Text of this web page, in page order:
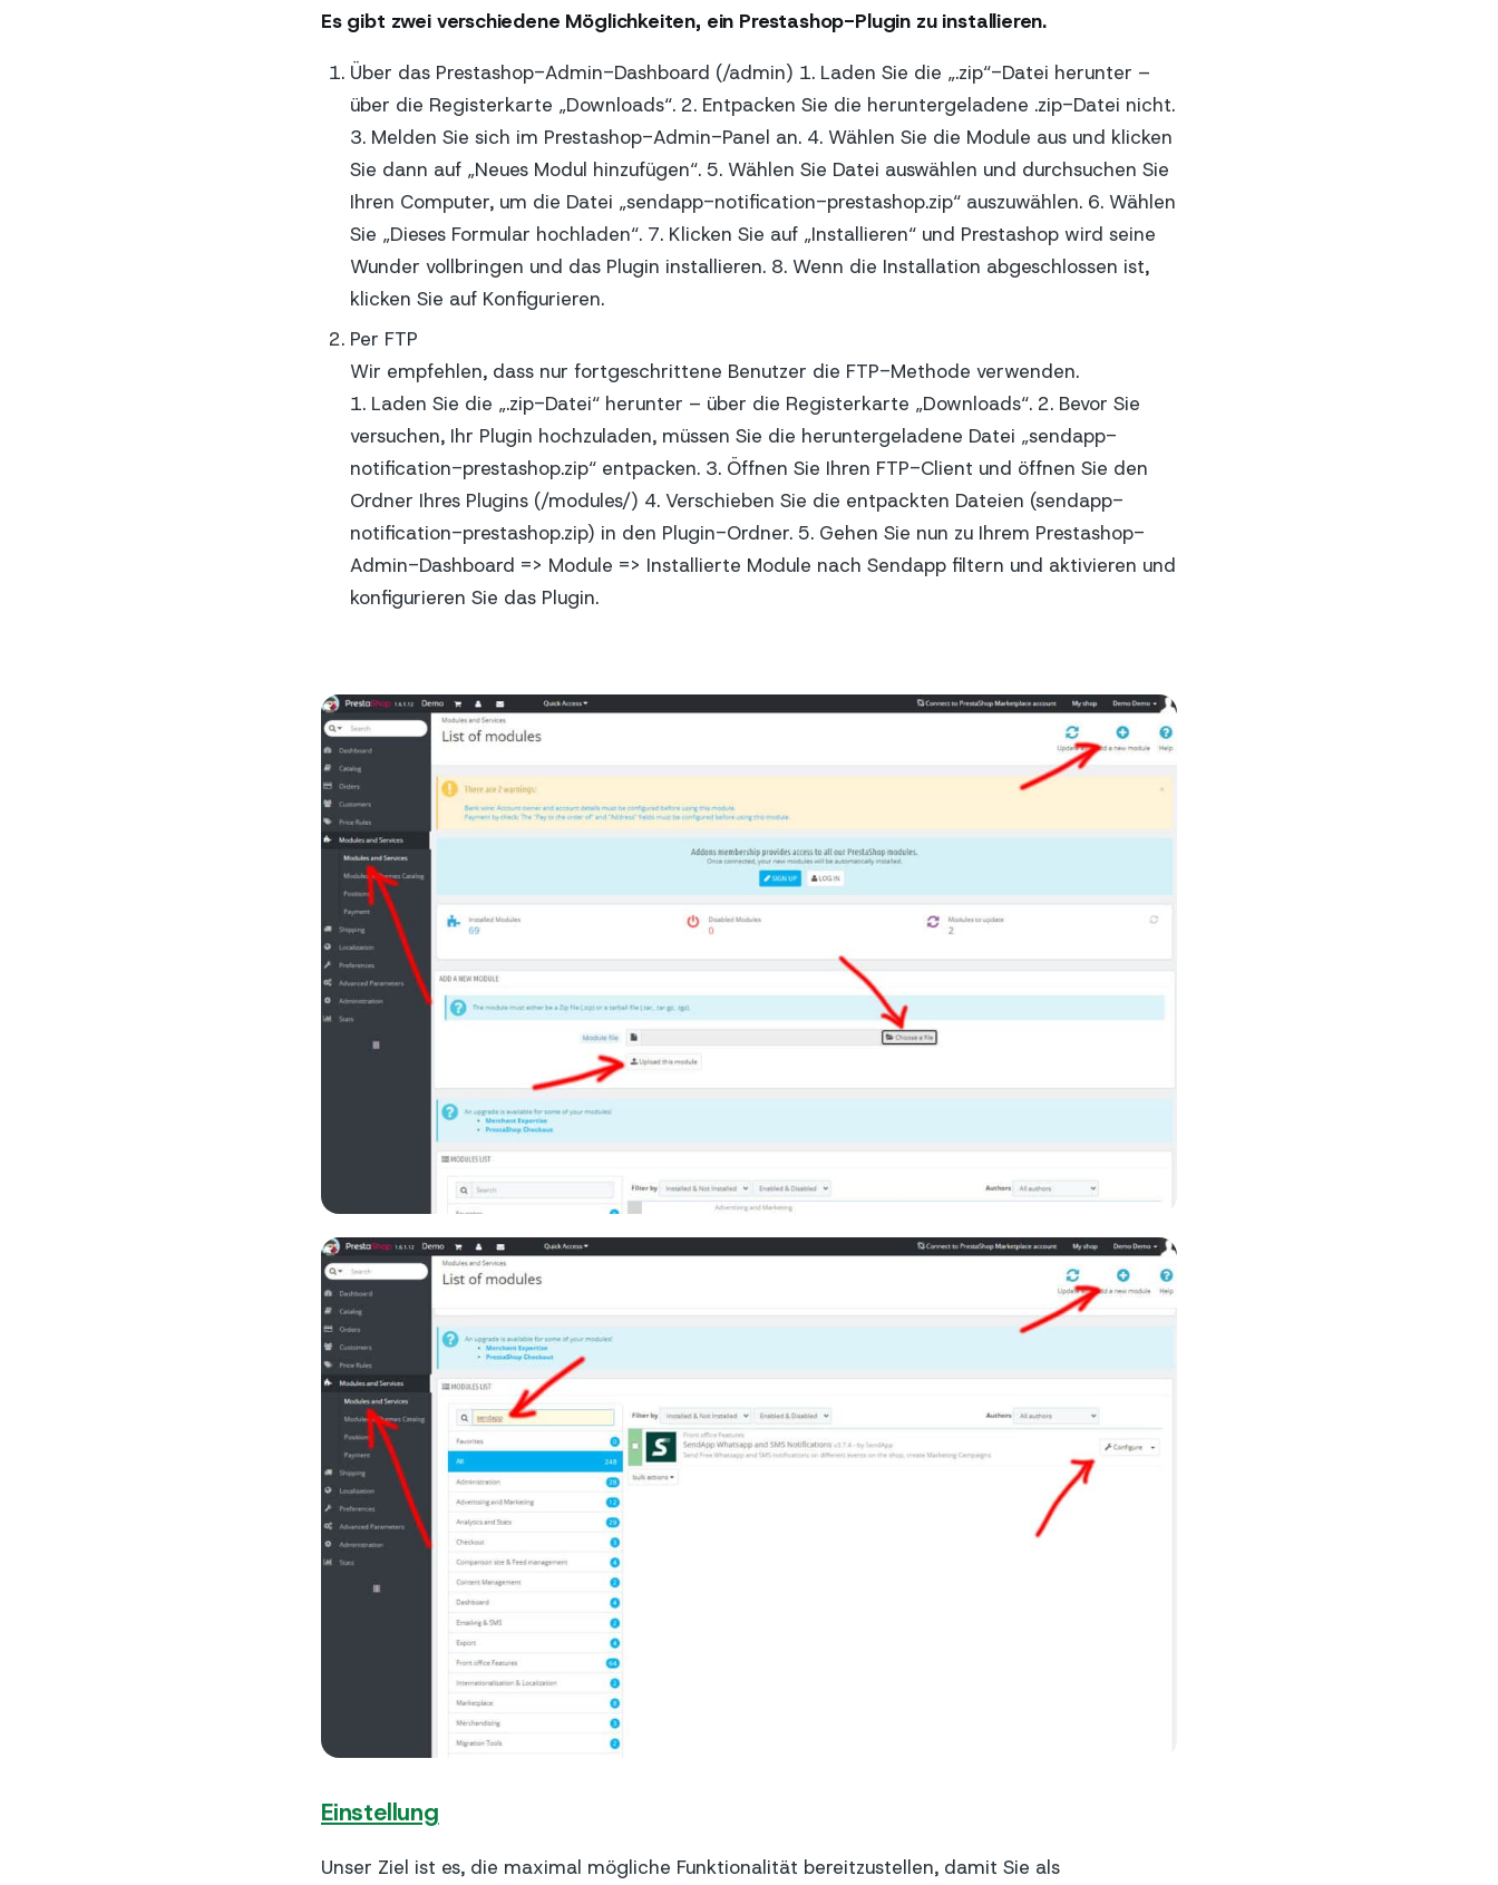
Es gibt zwei verschiedene Möglichkeiten, ein Prestashop-Plugin zu installieren.
Über das Prestashop-Admin-Dashboard (/admin) 1. Laden Sie die „.zip“-Datei herunter –
über die Registerkarte „Downloads“. 2. Entpacken Sie die heruntergeladene .zip-Datei nicht.
3. Melden Sie sich im Prestashop-Admin-Panel an. 4. Wählen Sie die Module aus und klicken
Sie dann auf „Neues Modul hinzufügen“. 5. Wählen Sie Datei auswählen und durchsuchen Sie
Ihren Computer, um die Datei „sendapp-notification-prestashop.zip“ auszuwählen. 6. Wählen
Sie „Dieses Formular hochladen“. 7. Klicken Sie auf „Installieren“ und Prestashop wird seine
Wunder vollbringen und das Plugin installieren. 8. Wenn die Installation abgeschlossen ist,
klicken Sie auf Konfigurieren.
Per FTP
Wir empfehlen, dass nur fortgeschrittene Benutzer die FTP-Methode verwenden.
1. Laden Sie die „.zip-Datei“ herunter – über die Registerkarte „Downloads“. 2. Bevor Sie
versuchen, Ihr Plugin hochzuladen, müssen Sie die heruntergeladene Datei „sendapp-
notification-prestashop.zip“ entpacken. 3. Öffnen Sie Ihren FTP-Client und öffnen Sie den
Ordner Ihres Plugins (/modules/) 4. Verschieben Sie die entpackten Dateien (sendapp-
notification-prestashop.zip) in den Plugin-Ordner. 5. Gehen Sie nun zu Ihrem Prestashop-
Admin-Dashboard => Module => Installierte Module nach Sendapp filtern und aktivieren und
konfigurieren Sie das Plugin.
Einstellung
Unser Ziel ist es, die maximal mögliche Funktionalität bereitzustellen, damit Sie als